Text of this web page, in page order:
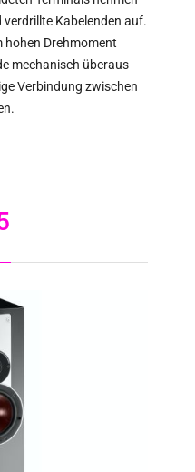
Kabelenden auf.
hohen Drehmoment
mechanisch überaus
Verbindung zwischen